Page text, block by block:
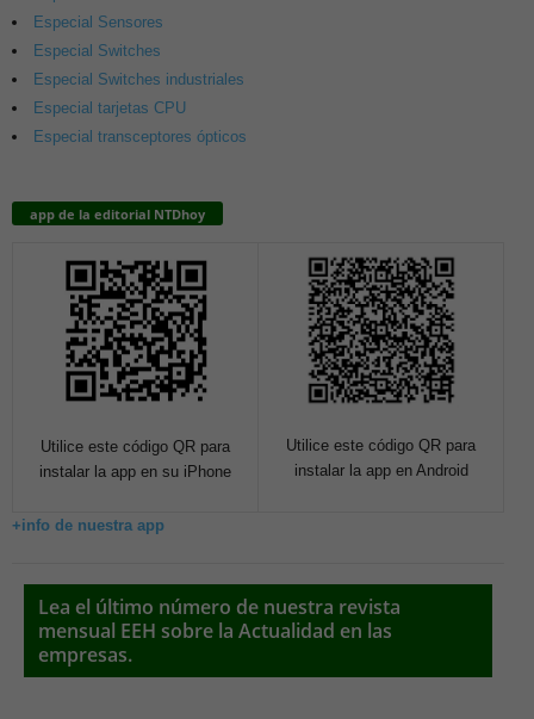
Especial Sensores
Especial Switches
Especial Switches industriales
Especial tarjetas CPU
Especial transceptores ópticos
app de la editorial NTDhoy
Utilice este código QR para
instalar la app en su iPhone
Utilice este código QR para
instalar la app en Android
+info de nuestra app
Lea el último número de nuestra revista
mensual EEH sobre la Actualidad en las
empresas.